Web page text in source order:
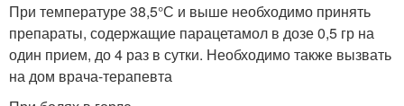
При температуре 38,5°С и выше необходимо принять
препараты, содержащие парацетамол в дозе 0,5 гр на
один прием, до 4 раз в сутки. Необходимо также вызвать
на дом врача-терапевта